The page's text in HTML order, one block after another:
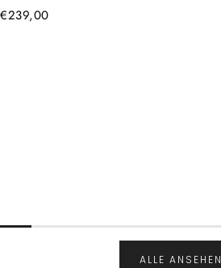
Normaler
€239,00
ALLE ANSEHEN